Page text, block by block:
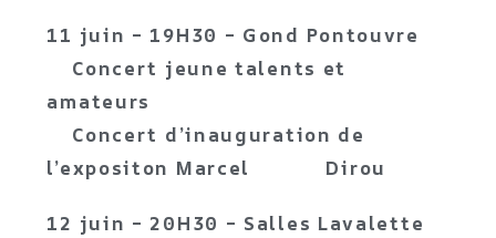
11 juin – 19H30 – Gond Pontouvre
Concert jeune talents et
amateurs
Concert d’inauguration de
l’expositon Marcel Dirou
12 juin – 20H30 – Salles Lavalette